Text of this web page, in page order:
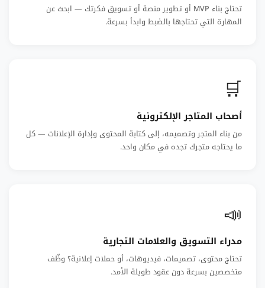
تحتاج بناء MVP أو تطوير منصة أو تسويق فكرتك — ابحث عن
المهارة التي تحتاجها بالضبط وابدأ بسرعة.
🛒
أصحاب المتاجر الإلكترونية
من بناء المتجر وتصميمه، إلى كتابة المحتوى وإدارة الإعلانات — كل
ما يحتاجه متجرك تجده في مكان واحد.
📣
مدراء التسويق والعلامات التجارية
تحتاج محتوى، تصميمات، فيديوهات، أو حملات إعلانية؟ وظّف
متخصصين بسرعة دون عقود طويلة الأمد.